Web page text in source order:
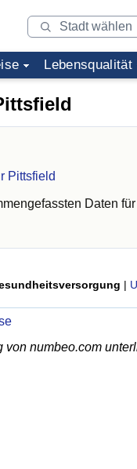
Lebensqualität
Pittsfield
Daten für
|
numbeo.com